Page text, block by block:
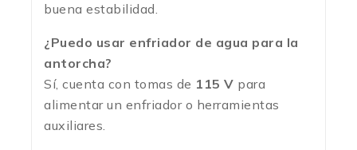
buena estabilidad.
¿Puedo usar enfriador de agua para la
antorcha?
Sí, cuenta con tomas de 115 V para
alimentar un enfriador o herramientas
auxiliares.